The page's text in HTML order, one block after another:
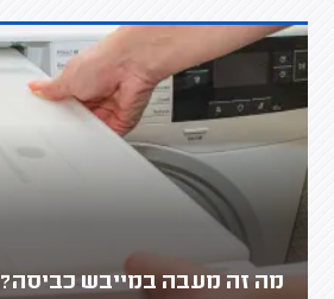
מה זה מעבה במייבש כביסה?